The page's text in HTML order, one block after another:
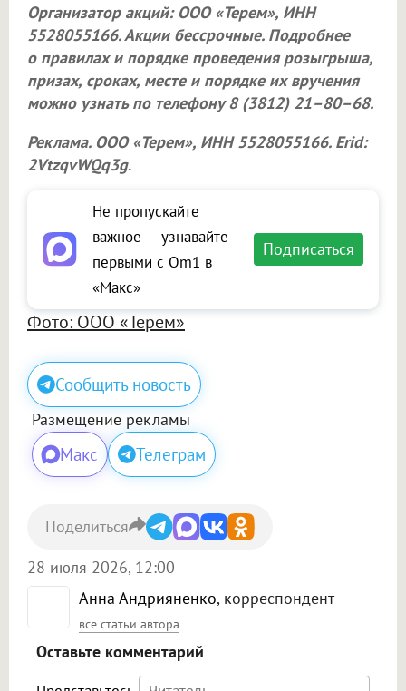
Организатор акций: ООО «Терем», ИНН
5528055166. Акции бессрочные. Подробнее
о правилах и порядке проведения розыгрыша,
призах, сроках, месте и порядке их вручения
можно узнать по телефону 8 (3812) 21–80–68.
Реклама. ООО «Терем», ИНН 5528055166. Erid:
2VtzqvWQq3g.
Не пропускайте
важное — узнавайте
первыми с Om1 в
«Макс»
Подписаться
Фото: ООО «Терем»
Сообщить новость
Размещение рекламы
Макс Телеграм
Анна Андрияненко, корреспондент
все статьи автора
28 июля 2026, 12:00
Поделиться
Оставьте комментарий